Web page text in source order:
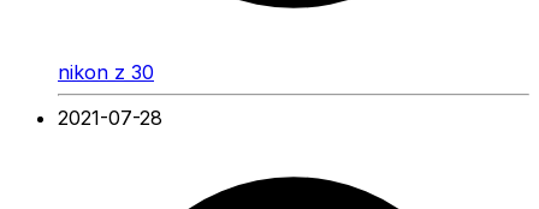
nikon z 30
2021-07-28